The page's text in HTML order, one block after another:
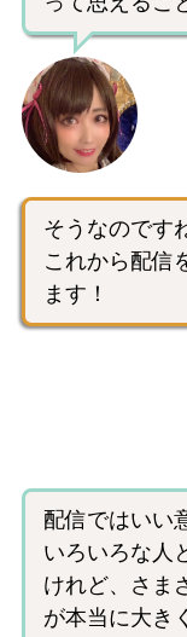
そうなのです
これから配信
ます！
配信ではいい
いろいろな人
けれど、さま
が本当に大き